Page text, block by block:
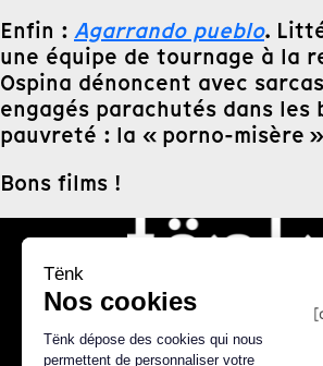
Enfin : Agarrando pueblo.
une équipe de tournage à la
Ospina dénoncent avec
engagés parachutés dans
pauvreté : la « porno-misère
Bons films !